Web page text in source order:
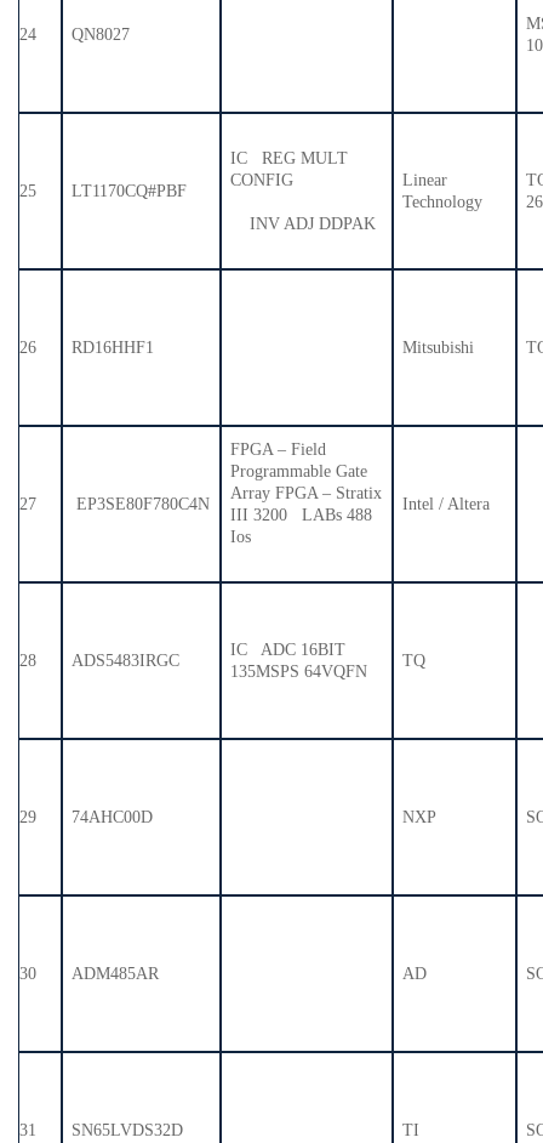
24 QN8027
10
25 LT1170CQ#PBF
IC REG MULT
CONFIG
INV ADJ DDPAK
Linear
Technology
26 RD16HHF1 Mitsubishi
27 EP3SE80F780C4N
FPGA – Field
Programmable Gate
Array FPGA – Stratix
III 3200 LABs 488
Ios
Intel / Altera
28 ADS5483IRGC
IC ADC 16BIT
135MSPS 64VQFN
TQ
29 74AHC00D NXP
30 ADM485AR AD
31 SN65LVDS32D TI